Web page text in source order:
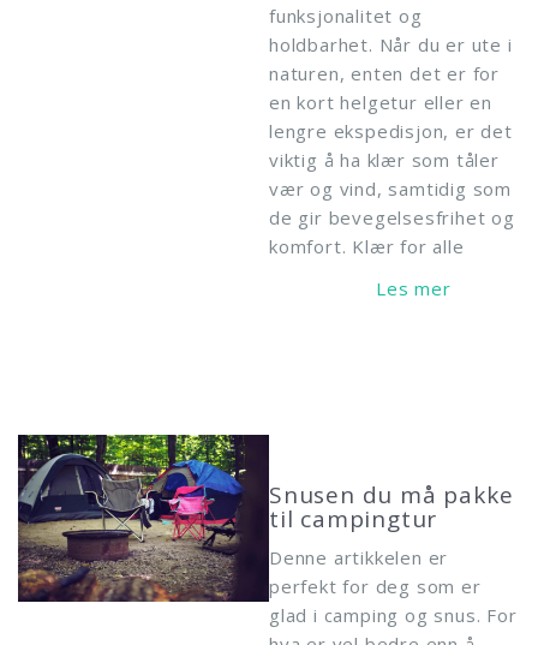
funksjonalitet og
holdbarhet. Når du er ute i
naturen, enten det er for
en kort helgetur eller en
lengre ekspedisjon, er det
viktig å ha klær som tåler
vær og vind, samtidig som
de gir bevegelsesfrihet og
komfort. Klær for alle
Snusen du må pakke
til campingtur
Denne artikkelen er
perfekt for deg som er
glad i camping og snus. For